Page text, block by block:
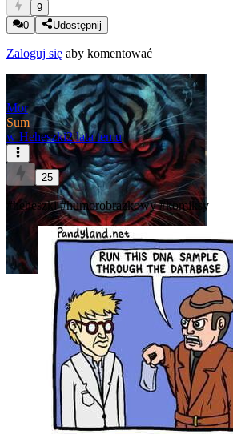
9
0
Udostępnij
Zaloguj się aby komentować
Mor
Sum
w Heheszki2 lata temu
25
#heheszki #humorobrazkowy #komiksy